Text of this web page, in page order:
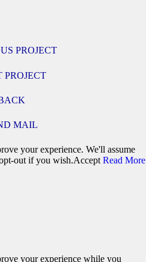
PROJECT
PROJECT
MAIL
your experience. We'll assume
out if you wish.Accept Read More
your experience while you